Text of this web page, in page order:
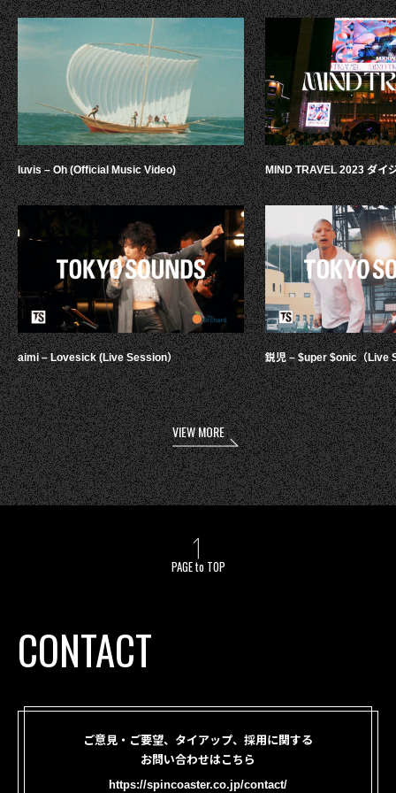
luvis – Oh (Official Music Video)
aimi – Lovesick (Live Session）
MIND TRAVEL 2023 ダイ
鋭児 – $uper $onic（Live
VIEW MORE
PAGE to TOP
CONTACT
ご意見・ご要望、タイアップ、採用に関する
お問い合わせはこちら
https://spincoaster.co.jp/contact/